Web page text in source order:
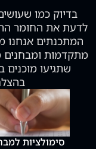
בדיוק כמו
לדעת את החומר
המתכנתים אנחנו
מתקדמות ומבחנים
סימולציות
סמן